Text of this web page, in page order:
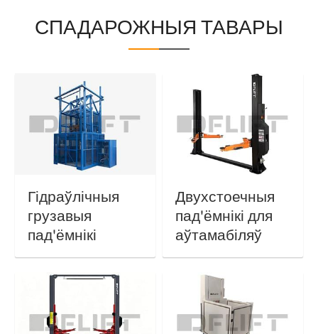
СПАДАРОЖНЫЯ ТАВАРЫ
Гідраўлічныя
грузавыя
пад'ёмнікі
Двухстоечныя
пад'ёмнікі для
аўтамабіляў